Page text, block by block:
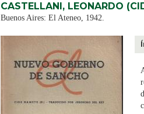
CASTELLANI, LEONARDO
Buenos Aires: El Ateneo, 1942.